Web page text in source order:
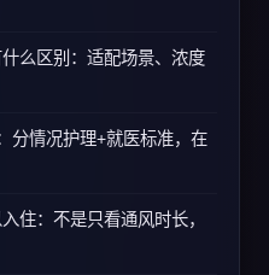
么区别：适配场景、浓度
分情况护理+就医标准，在
住：不是只看通风时长，